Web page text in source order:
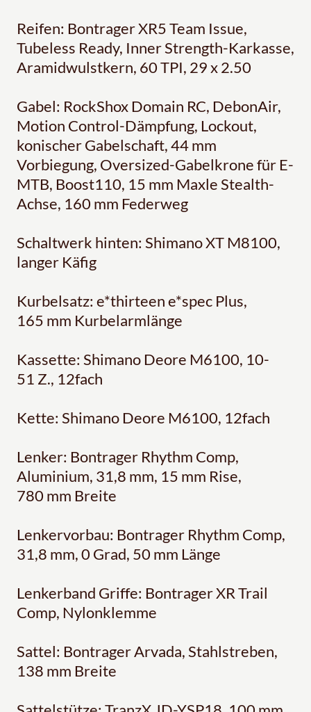
Reifen: Bontrager XR5 Team Issue,
Tubeless Ready, Inner Strength-Karkasse,
Aramidwulstkern, 60 TPI, 29 x 2.50
Gabel: RockShox Domain RC, DebonAir,
Motion Control-Dämpfung, Lockout,
konischer Gabelschaft, 44 mm
Vorbiegung, Oversized-Gabelkrone für E-
MTB, Boost110, 15 mm Maxle Stealth-
Achse, 160 mm Federweg
Schaltwerk hinten: Shimano XT M8100,
langer Käfig
Kurbelsatz: e*thirteen e*spec Plus,
165 mm Kurbelarmlänge
Kassette: Shimano Deore M6100, 10-
51 Z., 12fach
Kette: Shimano Deore M6100, 12fach
Lenker: Bontrager Rhythm Comp,
Aluminium, 31,8 mm, 15 mm Rise,
780 mm Breite
Lenkervorbau: Bontrager Rhythm Comp,
31,8 mm, 0 Grad, 50 mm Länge
Lenkerband Griffe: Bontrager XR Trail
Comp, Nylonklemme
Sattel: Bontrager Arvada, Stahlstreben,
138 mm Breite